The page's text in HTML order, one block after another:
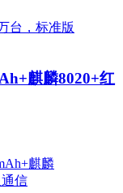
麒麟8020+红